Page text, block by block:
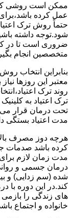
ممکن است روشی که
عمل کرده
حتماً روش ترک
شود.توجه داشته
ضروری است تا در
متخصصین انجام
بنابراین انتخاب
معتبر این روزها
روند ترک
ترک اعتیاد به
تحت درمان قرار
مدت اعتیاد بستگی
هرچه دوز مصرف
کرده باشد صدمات
مدت زمان لازم
درمان جسمی و
شده (سم زدایی) و
کند.در این دوره با
های زندگی را بازمی
خانواده و اجتماع